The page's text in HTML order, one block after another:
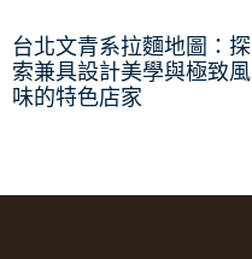
台北文青系拉麵地圖：探
索兼具設計美學與極致風
味的特色店家